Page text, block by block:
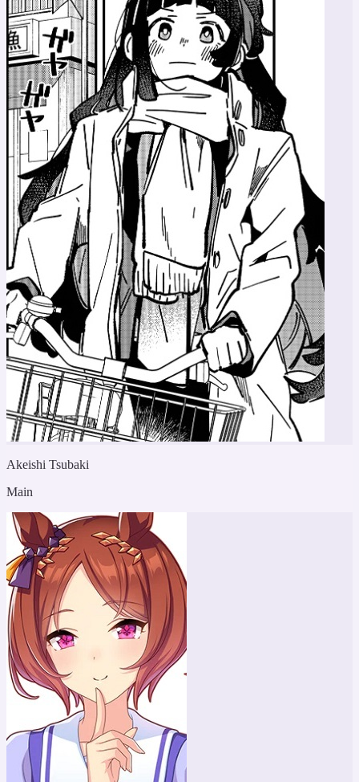
Akeishi Tsubaki
Main